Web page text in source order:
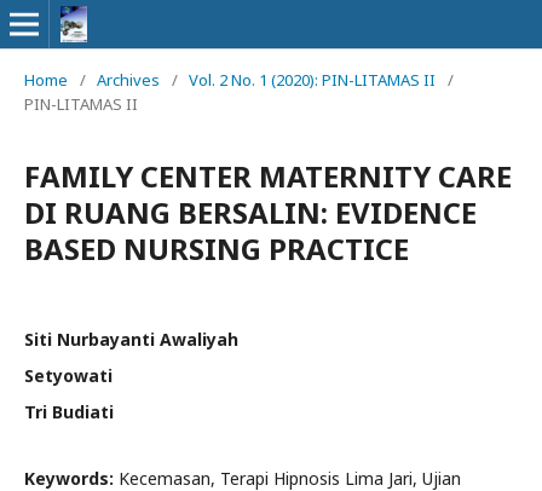
Home / Archives / Vol. 2 No. 1 (2020): PIN-LITAMAS II
/
PIN-LITAMAS II
FAMILY CENTER MATERNITY CARE
DI RUANG BERSALIN: EVIDENCE
BASED NURSING PRACTICE
Siti Nurbayanti Awaliyah
Setyowati
Tri Budiati
Keywords: Kecemasan, Terapi Hipnosis Lima Jari, Ujian